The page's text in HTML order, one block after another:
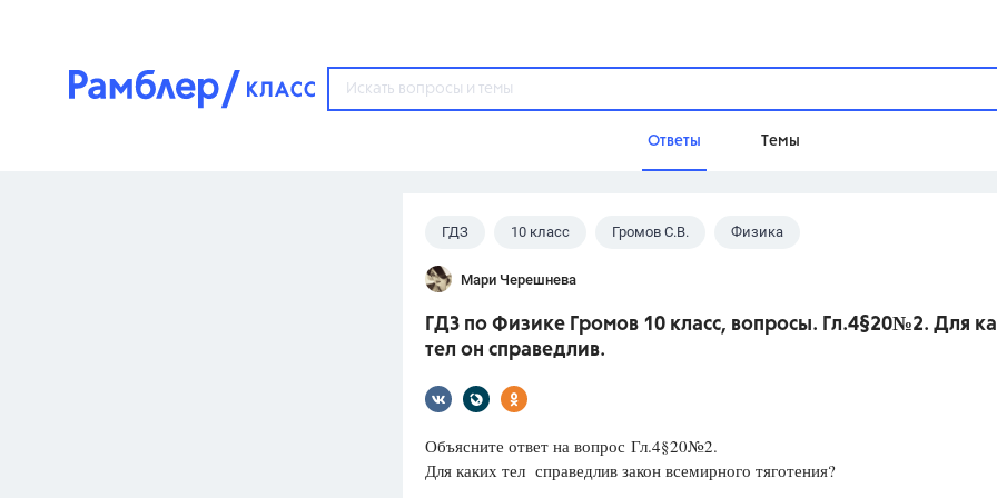
Ответы Темы
Популярные темы
ГДЗ
ОГЭ
ФИПИ
Домашнее задание
Школа
Разумовская М.М.,
ГДЗ 10 класс Громов С.В. Физика
Мари Черешнева
ГДЗ по Физике Громов 10 класс, вопросы. Гл.4§20№2. Для
тел он справедлив.
Объясните ответ на вопрос Гл.4§20№2.
Для каких тел справедлив закон всемирного тяготения?